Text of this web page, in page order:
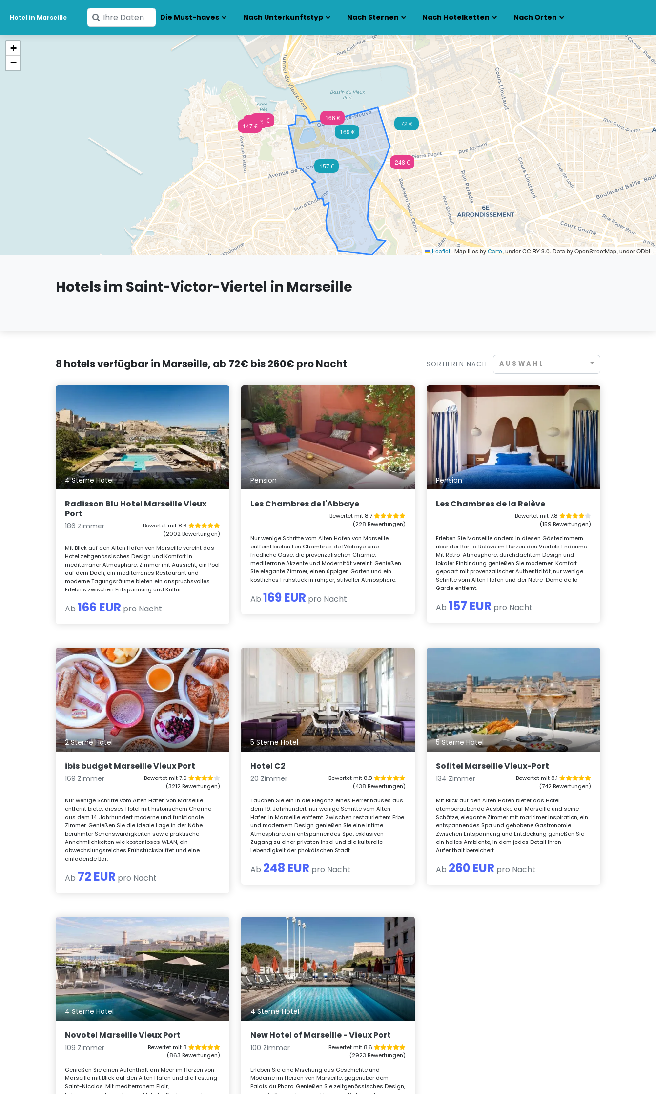
Hotel in Marseille
Geben
Sie
Die Must-haves Nach Unterkunftstyp Nach Sternen Nach Hotelketten Nach Orten
166 €
248 €
260 €
159 €
147 €
169 €
157 €
72 €
+
−
Leaflet | Map tiles byCarto, under CC BY 3.0. Data by OpenStreetMap, under ODbL.
Hotels im Saint-Victor-Viertel in Marseille
8 hotels verfügbar in Marseille, ab 72€ bis 260€ pro Nacht SORTIEREN NACH AUSWAHL
4 Sterne Hotel
Radisson Blu Hotel Marseille Vieux
Port
186 Zimmer
Bewertet mit 8.6
(2002 Bewertungen)
Mit Blick auf den Alten Hafen von Marseille vereint das
Hotel zeitgenössisches Design und Komfort in
mediterraner Atmosphäre. Zimmer mit Aussicht, ein Pool
auf dem Dach, ein mediterranes Restaurant und
moderne Tagungsräume bieten ein anspruchsvolles
Erlebnis zwischen Entspannung und Kultur.
Ab 166 EUR pro Nacht
Pension
Les Chambres de l'Abbaye
Bewertet mit 8.7
(228 Bewertungen)
Nur wenige Schritte vom Alten Hafen von Marseille
entfernt bieten Les Chambres de l'Abbaye eine
friedliche Oase, die provenzalischen Charme,
mediterrane Akzente und Modernität vereint. Genießen
Sie elegante Zimmer, einen üppigen Garten und ein
köstliches Frühstück in ruhiger, stilvoller Atmosphäre.
Ab 169 EUR pro Nacht
Pension
Les Chambres de la Relève
Bewertet mit 7.8
(159 Bewertungen)
Erleben Sie Marseille anders in diesen Gästezimmern
über der Bar La Relève im Herzen des Viertels Endoume.
Mit Retro-Atmosphäre, durchdachtem Design und
lokaler Einbindung genießen Sie modernen Komfort
gepaart mit provenzalischer Authentizität, nur wenige
Schritte vom Alten Hafen und der Notre-Dame de la
Garde entfernt.
Ab 157 EUR pro Nacht
2 Sterne Hotel
ibis budget Marseille Vieux Port
169 Zimmer
Bewertet mit 7.6
(3212 Bewertungen)
Nur wenige Schritte vom Alten Hafen von Marseille
entfernt bietet dieses Hotel mit historischem Charme
aus dem 14. Jahrhundert moderne und funktionale
Zimmer. Genießen Sie die ideale Lage in der Nähe
berühmter Sehenswürdigkeiten sowie praktische
Annehmlichkeiten wie kostenloses WLAN, ein
abwechslungsreiches Frühstücksbuffet und eine
einladende Bar.
Ab 72 EUR pro Nacht
5 Sterne Hotel
Hotel C2
20 Zimmer
Bewertet mit 8.8
(438 Bewertungen)
Tauchen Sie ein in die Eleganz eines Herrenhauses aus
dem 19. Jahrhundert, nur wenige Schritte vom Alten
Hafen in Marseille entfernt. Zwischen restauriertem Erbe
und modernem Design genießen Sie eine intime
Atmosphäre, ein entspannendes Spa, exklusiven
Zugang zu einer privaten Insel und die kulturelle
Lebendigkeit der phokäischen Stadt.
Ab 248 EUR pro Nacht
5 Sterne Hotel
Sofitel Marseille Vieux-Port
134 Zimmer
Bewertet mit 8.1
(742 Bewertungen)
Mit Blick auf den Alten Hafen bietet das Hotel
atemberaubende Ausblicke auf Marseille und seine
Schätze, elegante Zimmer mit maritimer Inspiration, ein
entspannendes Spa und gehobene Gastronomie.
Zwischen Entspannung und Entdeckung genießen Sie
ein helles Ambiente, in dem jedes Detail Ihren
Aufenthalt bereichert.
Ab 260 EUR pro Nacht
4 Sterne Hotel
Novotel Marseille Vieux Port
109 Zimmer
Bewertet mit 8
(863 Bewertungen)
Genießen Sie einen Aufenthalt am Meer im Herzen von
Marseille mit Blick auf den Alten Hafen und die Festung
Saint-Nicolas. Mit mediterranem Flair,
4 Sterne Hotel
New Hotel of Marseille - Vieux Port
100 Zimmer
Bewertet mit 8.6
(2923 Bewertungen)
Erleben Sie eine Mischung aus Geschichte und
Moderne im Herzen von Marseille, gegenüber dem
Palais du Pharo. Genießen Sie zeitgenössisches Design,